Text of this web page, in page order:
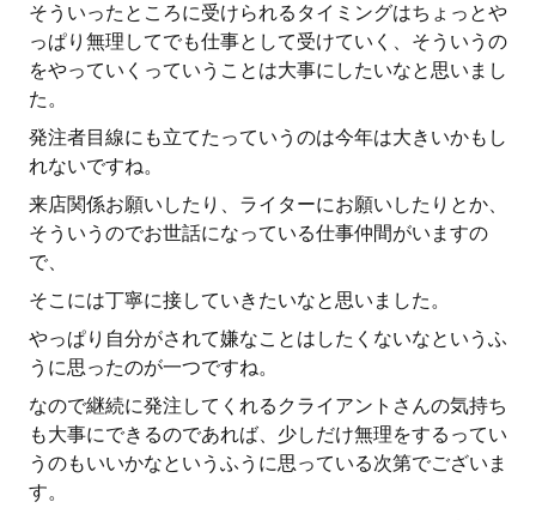
そういったところに受けられるタイミングはちょっとや
っぱり無理してでも仕事として受けていく、そういうの
をやっていくっていうことは大事にしたいなと思いまし
た。
発注者目線にも立てたっていうのは今年は大きいかもし
れないですね。
来店関係お願いしたり、ライターにお願いしたりとか、
そういうのでお世話になっている仕事仲間がいますの
で、
そこには丁寧に接していきたいなと思いました。
やっぱり自分がされて嫌なことはしたくないなというふ
うに思ったのが一つですね。
なので継続に発注してくれるクライアントさんの気持ち
も大事にできるのであれば、少しだけ無理をするってい
うのもいいかなというふうに思っている次第でございま
す。